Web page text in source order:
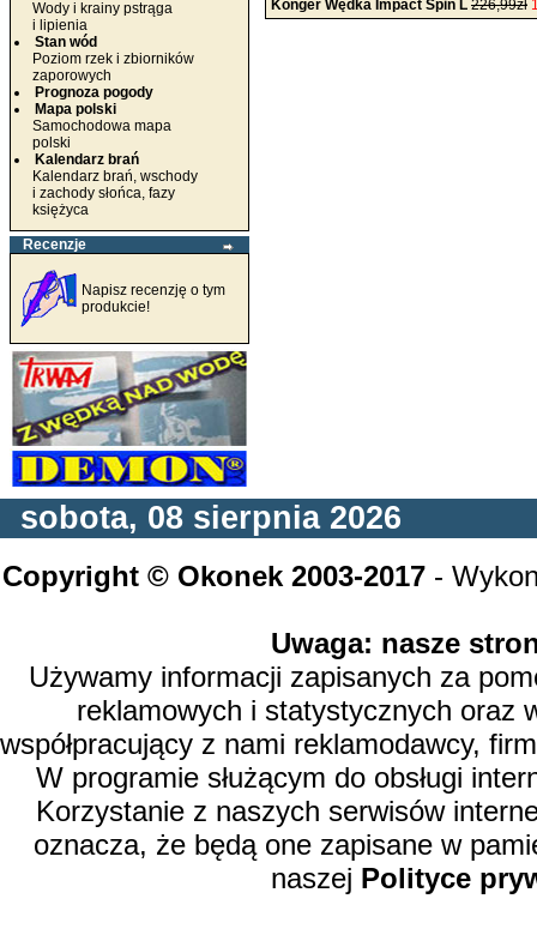
Wody i krainy pstrąga
i lipienia
Stan wód
Poziom rzek i zbiorników
zaporowych
Prognoza pogody
Mapa polski
Samochodowa mapa
polski
Kalendarz brań
Kalendarz brań, wschody
i zachody słońca, fazy
księżyca
Recenzje
Napisz recenzję o tym
produkcie!
Konger Wędka Impact Spin L 226,99zł
sobota, 08 sierpnia 2026
Copyright © Okonek 2003-2017-
Uwaga: nasze
Używamy informacji zapisanych za
reklamowych i statystycznych oraz
współpracujący z nami reklamodawcy,
W programie służącym do obsługi
Korzystanie z naszych serwisów
oznacza, że będą one zapisane w
naszej Polityce